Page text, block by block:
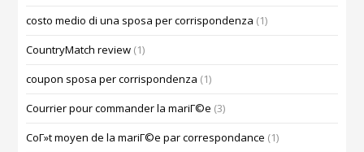
costo medio di una sposa per corrispondenza (1)
CountryMatch review (1)
coupon sposa per corrispondenza (1)
Courrier pour commander la mariГ©e (3)
CoГ»t moyen de la mariГ©e par correspondance (1)